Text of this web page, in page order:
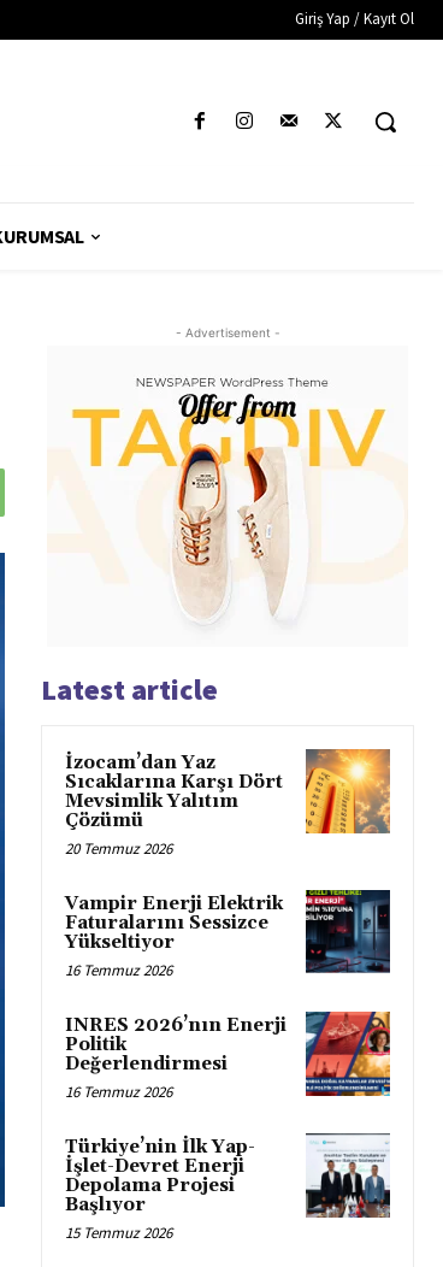
Giriş Yap / Kayıt Ol
- Advertisement -
Latest article
İzocam’dan Yaz
Sıcaklarına Karşı Dört
Mevsimlik Yalıtım
Çözümü
20 Temmuz 2026
Vampir Enerji Elektrik
Faturalarını Sessizce
Yükseltiyor
16 Temmuz 2026
INRES 2026’nın Enerji
Politik
Değerlendirmesi
16 Temmuz 2026
Türkiye’nin İlk Yap-
İşlet-Devret Enerji
Depolama Projesi
Başlıyor
15 Temmuz 2026